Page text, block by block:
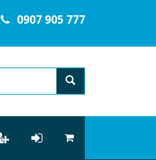
0907 905 777